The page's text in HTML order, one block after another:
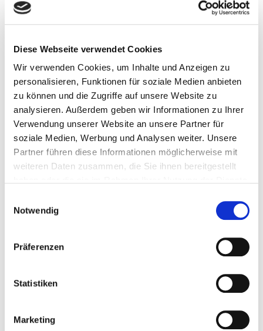
Diese Webseite verwendet Cookies
Wir verwenden Cookies, um Inhalte und Anzeigen zu
personalisieren, Funktionen für soziale Medien anbieten
zu können und die Zugriffe auf unsere Website zu
analysieren. Außerdem geben wir Informationen zu Ihrer
Verwendung unserer Website an unsere Partner für
soziale Medien, Werbung und Analysen weiter. Unsere
Partner führen diese Informationen möglicherweise mit
weiteren Daten zusammen, die Sie ihnen bereitgestellt
Notwendig
Präferenzen
Statistiken
Marketing
genannte Wohneigentum.
Ausgenommen sind Beratungen durch einen
Beratung verbietet.
Michael Kottig
Fachanwalt für Versicherungsrecht
Sozialversicherungsrecht
Verkehrsrecht
Matthias Reckels
Werkvertragsrecht